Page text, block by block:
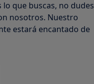
que buscas, no dudes
nosotros. Nuestro
estará encantado de